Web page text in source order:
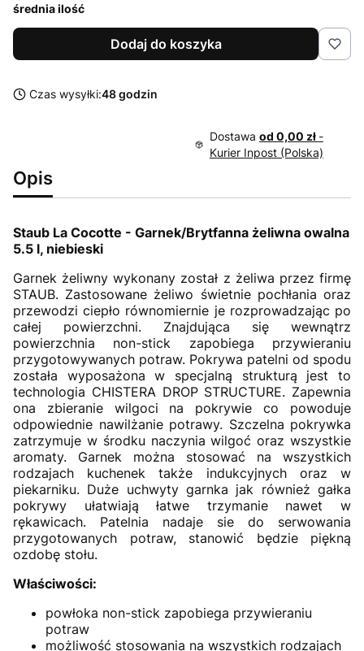
średnia ilość
Dodaj do koszyka
Czas wysyłki:48 godzin
Dostawa od 0,00 zł -
Kurier Inpost (Polska)
Opis
Staub La Cocotte - Garnek/Brytfanna żeliwna owalna
5.5 l, niebieski
Garnek żeliwny wykonany został z żeliwa przez firmę
STAUB. Zastosowane żeliwo świetnie pochłania oraz
przewodzi ciepło równomiernie je rozprowadzając po
całej powierzchni. Znajdująca się wewnątrz
powierzchnia non-stick zapobiega przywieraniu
przygotowywanych potraw. Pokrywa patelni od spodu
została wyposażona w specjalną strukturą jest to
technologia CHISTERA DROP STRUCTURE. Zapewnia
ona zbieranie wilgoci na pokrywie co powoduje
odpowiednie nawilżanie potrawy. Szczelna pokrywka
zatrzymuje w środku naczynia wilgoć oraz wszystkie
aromaty. Garnek można stosować na wszystkich
rodzajach kuchenek także indukcyjnych oraz w
piekarniku. Duże uchwyty garnka jak również gałka
pokrywy ułatwiają łatwe trzymanie nawet w
rękawicach. Patelnia nadaje sie do serwowania
przygotowanych potraw, stanowić będzie piękną
ozdobę stołu.
Właściwości:
powłoka non-stick zapobiega przywieraniu
potraw
możliwość stosowania na wszystkich rodzajach